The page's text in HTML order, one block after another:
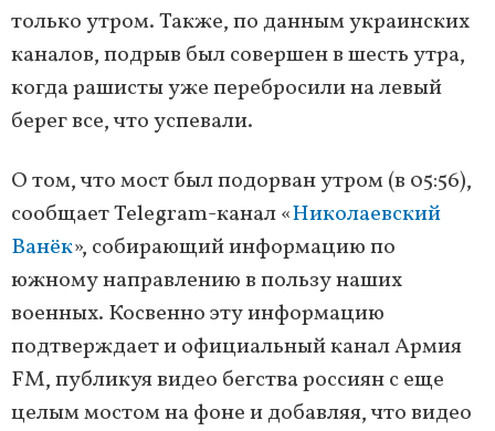
только утром. Также, по данным украинских
каналов, подрыв был совершен в шесть утра,
когда рашисты уже перебросили на левый
берег все, что успевали.
О том, что мост был подорван утром (в 05:56),
сообщает Telegram-канал «Николаевский
Ванёк», собирающий информацию по
южному направлению в пользу наших
военных. Косвенно эту информацию
подтверждает и официальный канал Армия
FM, публикуя видео бегства россиян с еще
целым мостом на фоне и добавляя, что видео